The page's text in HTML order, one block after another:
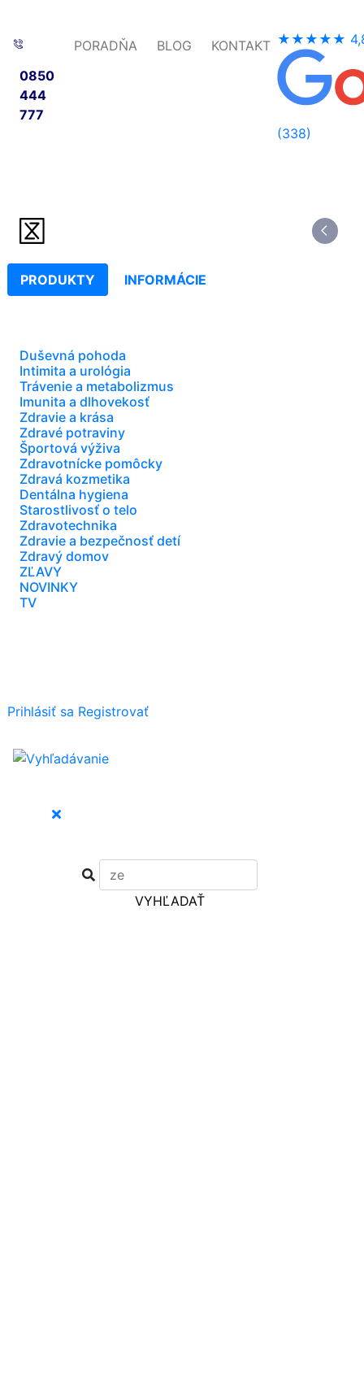
0850
444
777
PORADŇA BLOG KONTAKT ★★★★★
(338)
PRODUKTY INFORMÁCIE
Duševná pohoda
Intimita a urológia
Trávenie a metabolizmus
Imunita a dlhovekosť
Zdravie a krása
Zdravé potraviny
Športová výživa
Zdravotnícke pomôcky
Zdravá kozmetika
Dentálna hygiena
Starostlivosť o telo
Zdravotechnika
Zdravie a bezpečnosť detí
Zdravý domov
ZĽAVY
NOVINKY
TV
Prihlásiť sa Registrovať
VYHĽADAŤ